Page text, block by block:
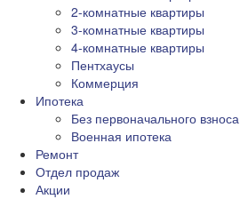
2-комнатные квартиры
3-комнатные квартиры
4-комнатные квартиры
Пентхаусы
Коммерция
Ипотека
Без первоначального взноса
Военная ипотека
Ремонт
Отдел продаж
Акции